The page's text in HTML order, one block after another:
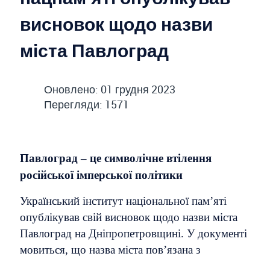
висновок щодо назви
міста Павлоград
Оновлено: 01 грудня 2023
Перегляди: 1571
Павлоград – це символічне втілення
російської імперської політики
Український інститут національної пам’яті
опублікував свій висновок щодо назви міста
Павлоград на Дніпропетровщині. У документі
мовиться, що назва міста пов’язана з